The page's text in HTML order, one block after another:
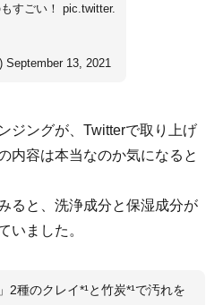
すごい！ pic.twitter.
September 13, 2021
ジングが、Twitterで取り上げ
内容は本当なのか気になると
ると、洗浄成分と保湿成分が
いました。
2種のクレイ*¹と竹炭*¹で汚れを